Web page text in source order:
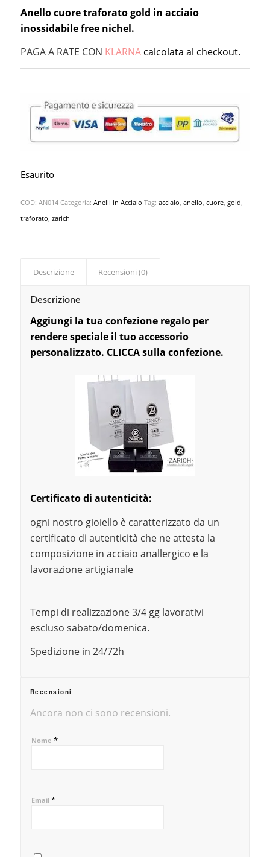
Anello cuore traforato gold in acciaio
inossidabile free nichel.
PAGA A RATE CON KLARNA calcolata al checkout.
Esaurito
COD: AN014 Categoria: Anelli in Acciaio Tag: acciaio anello cuore, gold
traforato zarich
Descrizione Recensioni (0)
Descrizione
Aggiungi la tua confezione regalo per
rendere speciale il tuo accessorio
personalizzato. CLICCA sulla confezione.
Certificato di autenticità:
ogni nostro gioiello è caratterizzato da un
certificato di autenticità che ne attesta la
composizione in acciaio anallergico e la
lavorazione artigianale
Tempi di realizzazione 3/4 gg lavorativi
escluso sabato/domenica.
Spedizione in 24/72h
Recensioni
Ancora non ci sono recensioni.
Nome *
Email *